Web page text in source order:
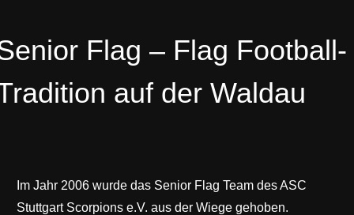
Flag – Flag Football-
auf der Waldau
Im Jahr 2006 wurde das Senior Flag Team des ASC
Stuttgart Scorpions e.V. aus der Wiege gehoben.